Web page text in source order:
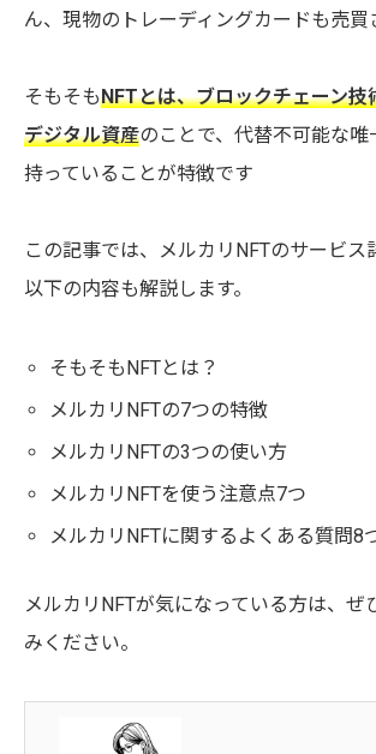
ん、現物のトレーディングカードも売買
そもそもNFTとは、ブロックチェーン技
デジタル資産のことで、代替不可能な唯
持っていることが特徴です
この記事では、メルカリNFTのサービス
以下の内容も解説します。
そもそもNFTとは？
メルカリNFTの7つの特徴
メルカリNFTの3つの使い方
メルカリNFTを使う注意点7つ
メルカリNFTに関するよくある質問8
メルカリNFTが気になっている方は、ぜ
みください。